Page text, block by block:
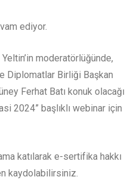
ediyor.
moderatörlüğünde,
Diplomatlar Birliği Başkan
Ferhat Batı konuk olacağı
2024” başlıklı webinar için
katılarak e-sertifika hakkı
kaydolabilirsiniz.